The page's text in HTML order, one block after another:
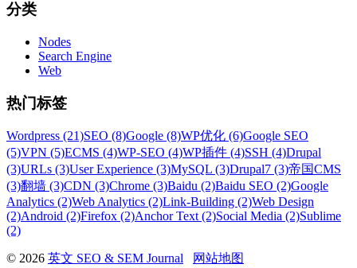
分类
Nodes
Search Engine
Web
热门标签
Wordpress (21)SEO (8)Google (8)WP优化 (6)Google SEO
(5)VPN (5)ECMS (4)WP-SEO (4)WP插件 (4)SSH (4)Drupal
(3)URLs (3)User Experience (3)MySQL (3)Drupal7 (3)帝国CMS
(3)翻墙 (3)CDN (3)Chrome (3)Baidu (2)Baidu SEO (2)Google
Analytics (2)Web Analytics (2)Link-Building (2)Web Design
(2)Android (2)Firefox (2)Anchor Text (2)Social Media (2)Sublime
(2)
© 2026 英文 SEO & SEM Journal 网站地图